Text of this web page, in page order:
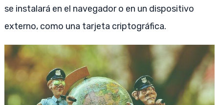
se instalará en el navegador o en un dispositivo
externo, como una tarjeta criptográfica.